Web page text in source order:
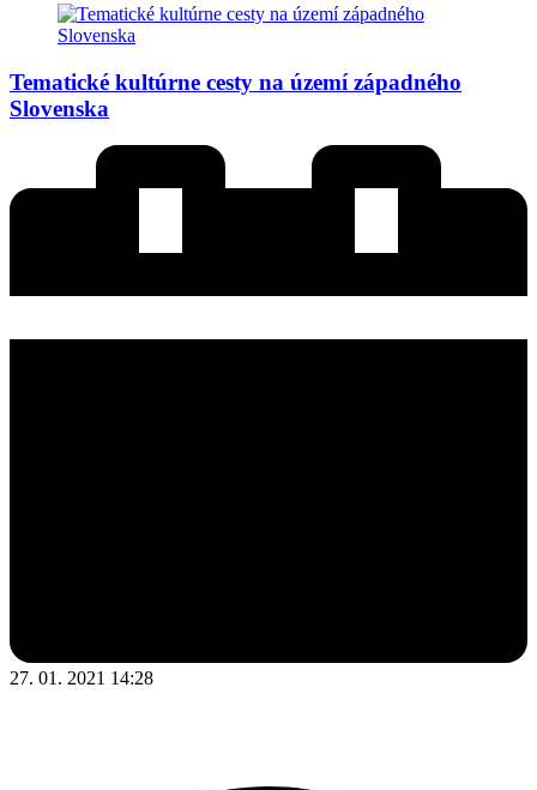
Tematické kultúrne cesty na území západného
Slovenska
27. 01. 2021 14:28